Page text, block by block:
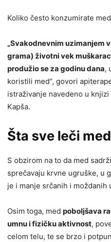
Koliko često konzumirate
„Svakodnevnim uzimanjem
grama) životni vek
produžio se za godinu dana,
koristili med“, govori
istraživanje navedeno u knjizi
Kapša.
Šta sve leči
S obzirom na to da med
sprečavaju krvne ugruške, u
je i manje srčanih i moždanih
Osim toga, med poboljšava
umnu i fizičku aktivnost,
celom telu, te se brzo i